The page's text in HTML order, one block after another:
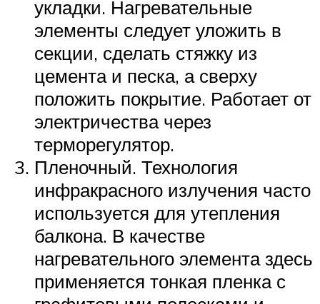
укладки. Нагревательные
элементы следует уложить в
секции, сделать стяжку из
цемента и песка, а сверху
положить покрытие. Работает от
электричества через
терморегулятор.
Пленочный. Технология
инфракрасного излучения часто
используется для утепления
балкона. В качестве
нагревательного элемента здесь
применяется тонкая пленка с